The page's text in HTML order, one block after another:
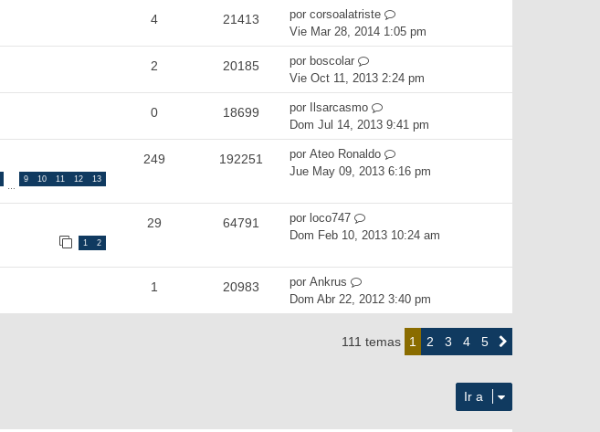
4 21413 por corsoalatriste
Vie Mar 28, 2014 1:05 pm
2 20185 por boscolar
Vie Oct 11, 2013 2:24 pm
0 18699 por
Ilsarcasmo
Dom Jul 14, 2013 9:41 pm
…
9 10 11 12 13
249 192251 por Ateo Ronaldo
Jue May 09, 2013 6:16 pm
1 2
29 64791 por loco747
Dom Feb 10, 2013 10:24 am
1 20983 por Ankrus
Dom Abr 22, 2012 3:40 pm
111 temas 1 2 3 4 5
Siguiente
Ir a